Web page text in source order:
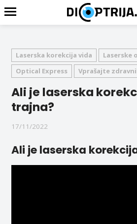
Laserska korekcija vida
Laserske
Optical Express
Vprašajte
Ali je laserska
trajna?
17/11/2022
Ali je laserska